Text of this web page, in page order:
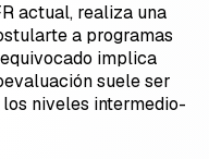
actual, realiza una
a programas
implica
suele ser
niveles intermedio-